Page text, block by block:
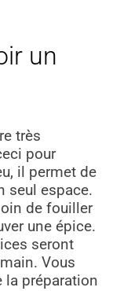
un
très
pour
il permet de
seul espace.
de fouiller
une épice.
seront
Vous
la préparation